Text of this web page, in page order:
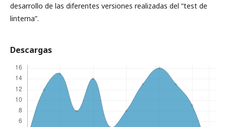
desarrollo de las diferentes versiones realizadas del “test de
linterna”.
Descargas